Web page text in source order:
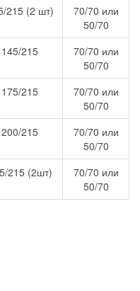
215 (2 шт)
70/70 или
50/70
145/215
70/70 или
50/70
175/215
70/70 или
50/70
200/215
70/70 или
50/70
215 (2шт)
70/70 или
50/70